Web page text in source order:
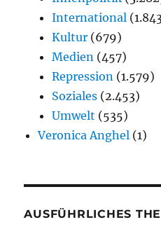
International
Kultur (679)
Medien (457)
Repression (1.579)
Soziales (2.453)
Umwelt (535)
Veronica Anghel (1)
AUSFÜHRLICHES